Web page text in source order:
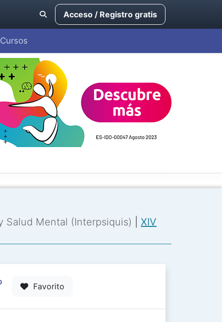
Acceso / Registro gratis
Cursos
Salud Mental (Interpsiquis) XIV
Favorito